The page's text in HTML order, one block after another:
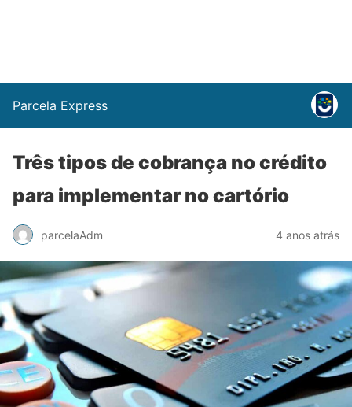
Parcela Express
Três tipos de cobrança no crédito
para implementar no cartório
parcelaAdm 4 anos atrás